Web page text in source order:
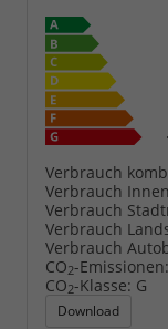
Verbrauch
Verbrauch
Verbrauch
Verbrauch
Verbrauch
CO2-Emissionen:
CO2-Klasse: G
Download